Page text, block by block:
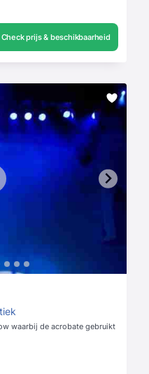
Check prijs & beschikbaarheid
waarbij de acrobate gebruikt